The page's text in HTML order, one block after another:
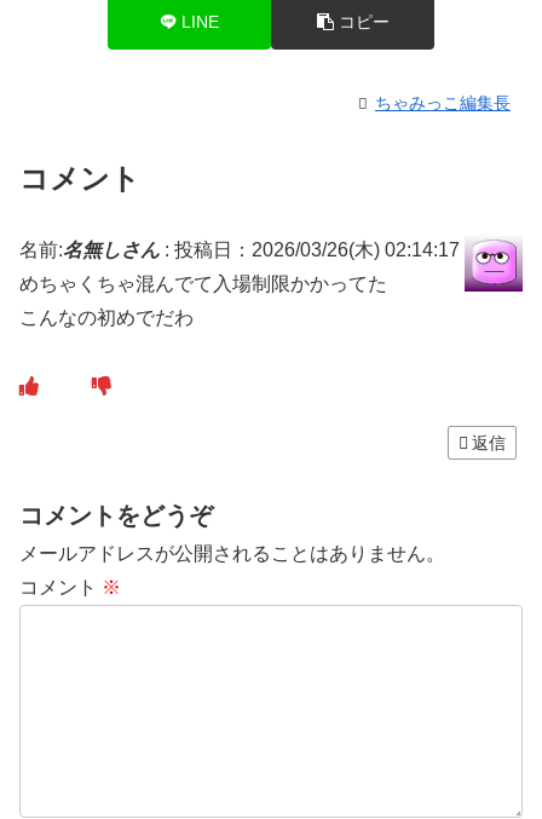
LINE コピー
ちゃみっこ編集長
コメント
名前:名無しさん : 投稿日：2026/03/26(木) 02:14:17
めちゃくちゃ混んでて入場制限かかってた
こんなの初めでだわ
返信
コメントをどうぞ
メールアドレスが公開されることはありません。
コメント ※